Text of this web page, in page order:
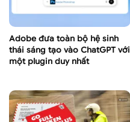
Adobe đưa toàn bộ hệ sinh
thái sáng tạo vào ChatGPT với
một plugin duy nhất